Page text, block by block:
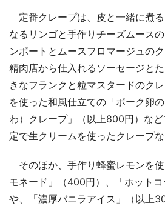
定番クレープは、皮と一緒に煮
なるリンゴと手作りチーズムース
ンポートとムースフロマージュの
精肉店から仕入れるソーセージと
きなフランクと粒マスタードのク
を使った和風仕立ての「ポーク卵
わ）クレープ」（以上800円）な
定で生クリームを使ったクレープな
そのほか、手作り蜂蜜レモンを
モネード」（400円）、「ホット
や、「濃厚バニラアイス」（以上